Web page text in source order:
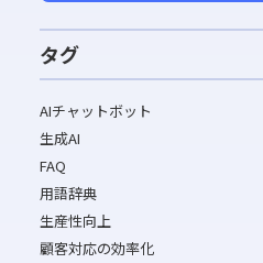
タグ
AIチャットボット
生成AI
FAQ
用語辞典
生産性向上
顧客対応の効率化